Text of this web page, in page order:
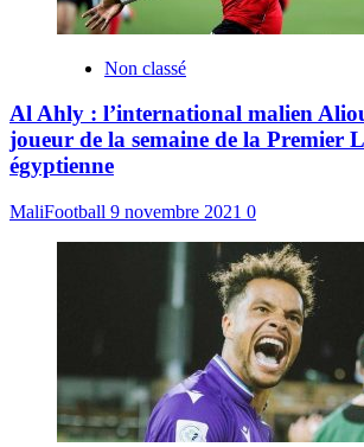
Non classé
Al Ahly : l’international malien
joueur de la semaine de la Premier
égyptienne
MaliFootball 9 novembre 2021 0